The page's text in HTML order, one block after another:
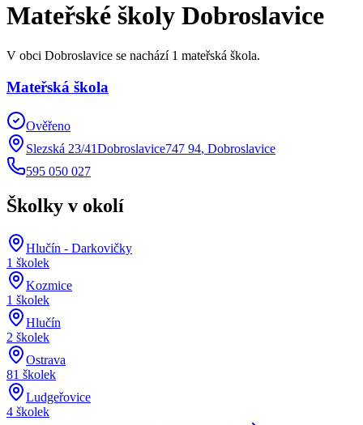
Mateřské školy Dobroslavice
V obci Dobroslavice se nachází 1 mateřská škola.
Mateřská škola
Ověřeno
Slezská 23/41Dobroslavice747 94, Dobroslavice
595 050 027
Školky v okolí
Hlučín - Darkovičky
1 školek
Kozmice
1 školek
Hlučín
2 školek
Ostrava
81 školek
Ludgeřovice
4 školek